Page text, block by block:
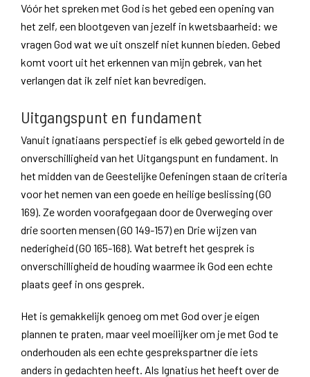
Vóór het spreken met God is het gebed een opening van
het zelf, een blootgeven van jezelf in kwetsbaarheid: we
vragen God wat we uit onszelf niet kunnen bieden. Gebed
komt voort uit het erkennen van mijn gebrek, van het
verlangen dat ik zelf niet kan bevredigen.
Uitgangspunt en fundament
Vanuit ignatiaans perspectief is elk gebed geworteld in de
onverschilligheid van het Uitgangspunt en fundament. In
het midden van de Geestelijke Oefeningen staan de criteria
voor het nemen van een goede en heilige beslissing (GO
169). Ze worden voorafgegaan door de Overweging over
drie soorten mensen (GO 149-157) en Drie wijzen van
nederigheid (GO 165-168). Wat betreft het gesprek is
onverschilligheid de houding waarmee ik God een echte
plaats geef in ons gesprek.
Het is gemakkelijk genoeg om met God over je eigen
plannen te praten, maar veel moeilijker om je met God te
onderhouden als een echte gesprekspartner die iets
anders in gedachten heeft. Als Ignatius het heeft over de